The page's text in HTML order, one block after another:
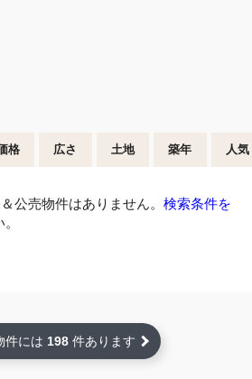
格 広さ 土地 築年 人気
公売物件はありません。 検索条件を
件には 198 件あります